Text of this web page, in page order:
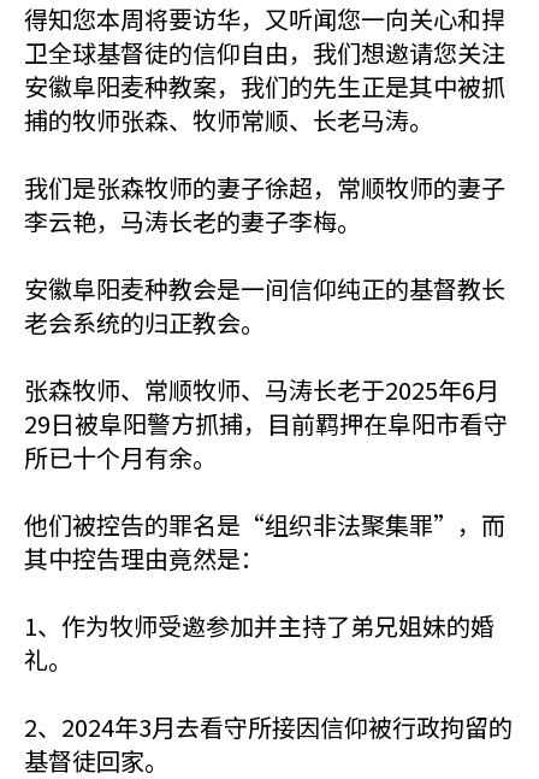
得知您本周将要访华，又听闻您一向关心和捍
卫全球基督徒的信仰自由，我们想邀请您关注
安徽阜阳麦种教案，我们的先生正是其中被抓
捕的牧师张森、牧师常顺、长老马涛。
我们是张森牧师的妻子徐超，常顺牧师的妻子
李云艳，马涛长老的妻子李梅。
安徽阜阳麦种教会是一间信仰纯正的基督教长
老会系统的归正教会。
张森牧师、常顺牧师、马涛长老于2025年6月
29日被阜阳警方抓捕，目前羁押在阜阳市看守
所已十个月有余。
他们被控告的罪名是“组织非法聚集罪”，而
其中控告理由竟然是：
1、作为牧师受邀参加并主持了弟兄姐妹的婚
礼。
2、2024年3月去看守所接因信仰被行政拘留的
基督徒回家。